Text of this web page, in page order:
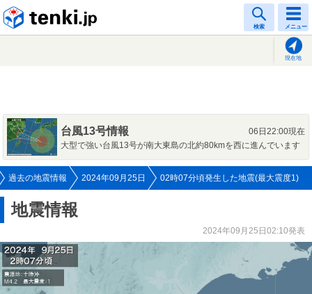
検索 メニュー
現在地
台風13号情報
06日22:00現在
大型で強い台風13号が南大東島の北約80kmを西に進んでいます
過去の地震情報 2024年09月25日 02時07分頃発生した地震(最大震度1)
地震情報
2024年09月25日02:10発表